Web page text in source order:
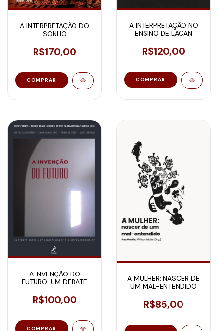
A INTERPRETAÇÃO DO
SONHO
R$170,00
A INTERPRETAÇÃO NO
ENSINO DE LACAN
R$120,00
A INVENÇÃO DO
FUTURO: UM DEBATE
MODERNIDADE E A
HIPERMODERNIDADE
R$100,00
A MULHER: NASCER DE
UM MAL-ENTENDIDO
R$85,00